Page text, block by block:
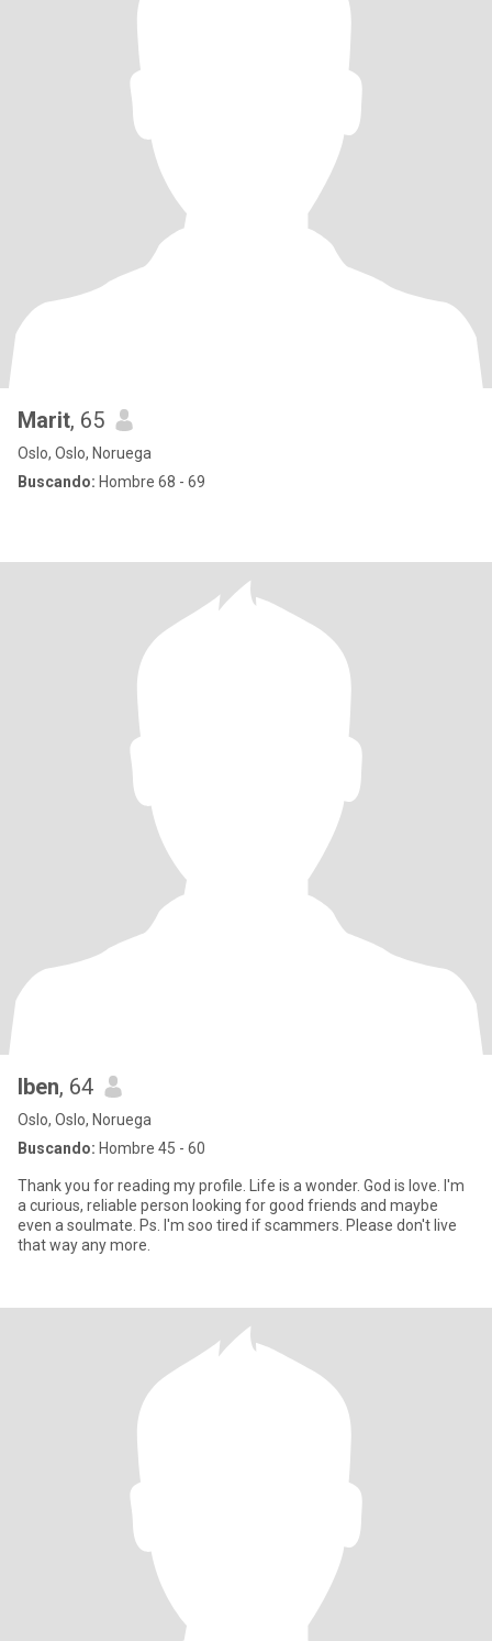
Marit, 65
Oslo, Oslo, Noruega
Buscando: Hombre 68 - 69
Iben, 64
Oslo, Oslo, Noruega
Buscando: Hombre 45 - 60
Thank you for reading my profile. Life is a wonder. God is love. I'm
a curious, reliable person looking for good friends and maybe
even a soulmate. Ps. I'm soo tired if scammers. Please don't live
that way any more.